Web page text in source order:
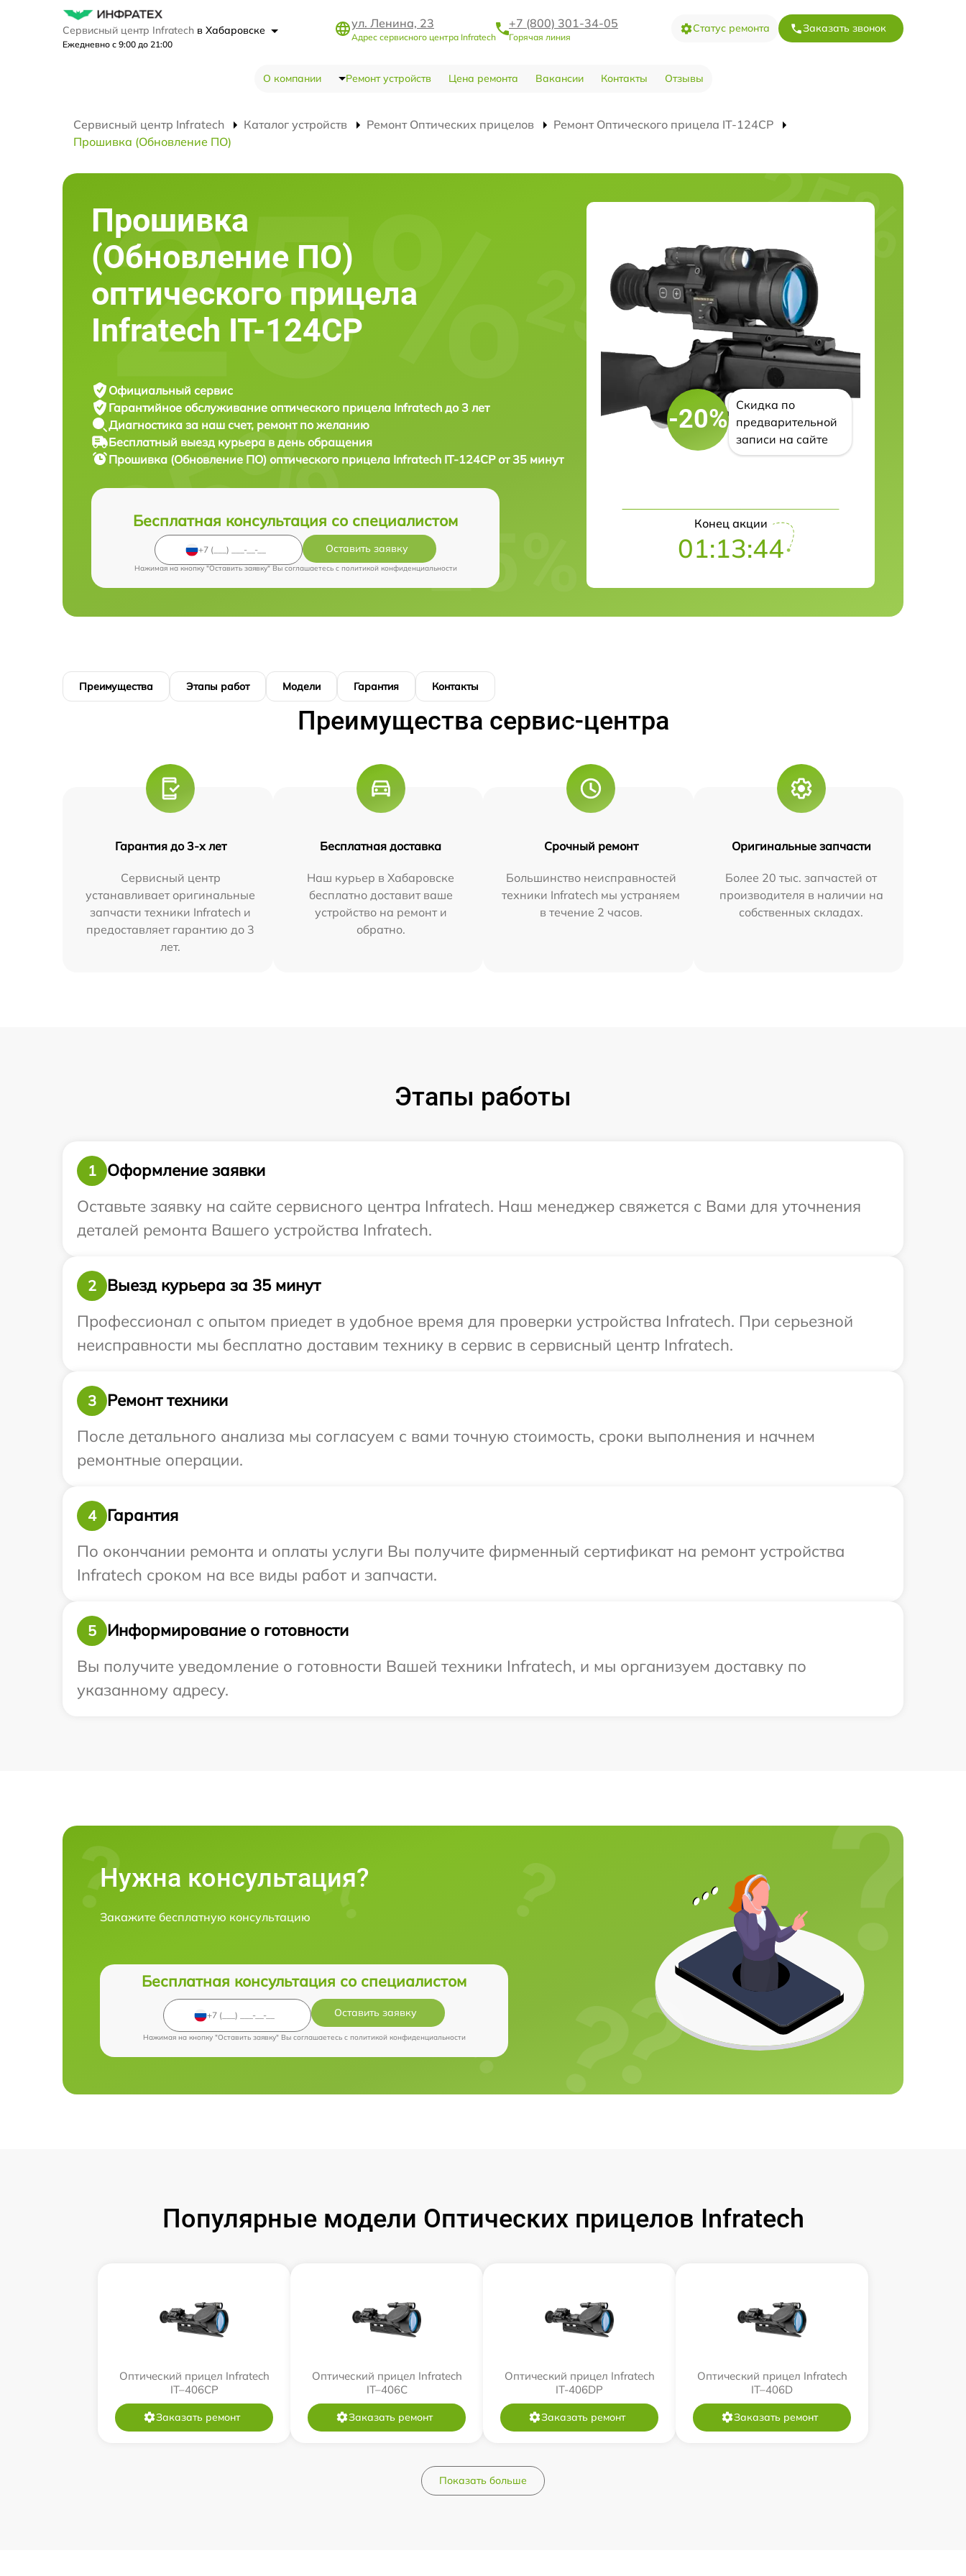
Сервисный центр Infratech в Хабаровске
Ежедневно с 9:00 до 21:00
ул. Ленина, 23
Адрес сервисного центра Infratech
+7 (800) 301-34-05
Горячая линия
Статус ремонта Заказать звонок
О компании Ремонт устройств Цена ремонта Вакансии Контакты Отзывы
Сервисный центр Infratech Каталог устройств Ремонт Оптических прицелов
Ремонт Оптического прицела IT-124CP
Прошивка (Обновление ПО)
Прошивка
(Обновление ПО)
оптического прицела
Infratech IT-124CP
Официальный сервис
Гарантийное обслуживание оптического прицела Infratech до 3 лет
Диагностика за наш счет, ремонт по желанию
Бесплатный выезд курьера в день обращения
Прошивка (Обновление ПО) оптического прицела Infratech IT-124CP от 35 минут
Бесплатная консультация со специалистом
Оставить заявку
Нажимая на кнопку "Оставить заявку" Вы соглашаетесь c политикой конфиденциальности
-20%
Скидка по
предварительной
записи на сайте
Конец акции
01:13:43
Преимущества Этапы работ Модели Гарантия Контакты
Преимущества сервис-центра
Гарантия до 3-х лет
Сервисный центр
устанавливает оригинальные
запчасти техники Infratech и
предоставляет гарантию до 3
лет.
Бесплатная доставка
Наш курьер в Хабаровске
бесплатно доставит ваше
устройство на ремонт и
обратно.
Срочный ремонт
Большинство неисправностей
техники Infratech мы устраняем
в течение 2 часов.
Оригинальные запчасти
Более 20 тыс. запчастей от
производителя в наличии на
собственных складах.
Этапы работы
1
Оформление заявки
Оставьте заявку на сайте сервисного центра Infratech. Наш менеджер свяжется с Вами для уточнения
деталей ремонта Вашего устройства Infratech.
2
Выезд курьера за 35 минут
Профессионал с опытом приедет в удобное время для проверки устройства Infratech. При серьезной
неисправности мы бесплатно доставим технику в сервис в сервисный центр Infratech.
3
Ремонт техники
После детального анализа мы согласуем с вами точную стоимость, сроки выполнения и начнем
ремонтные операции.
4
Гарантия
По окончании ремонта и оплаты услуги Вы получите фирменный сертификат на ремонт устройства
Infratech сроком на все виды работ и запчасти.
5
Информирование о готовности
Вы получите уведомление о готовности Вашей техники Infratech, и мы организуем доставку по
указанному адресу.
Нужна консультация?
Закажите бесплатную консультацию
Бесплатная консультация со специалистом
Оставить заявку
Нажимая на кнопку "Оставить заявку" Вы соглашаетесь c политикой конфиденциальности
Популярные модели Оптических прицелов Infratech
Оптический прицел Infratech
IT–406СP
Заказать ремонт
Оптический прицел Infratech
IT–406С
Заказать ремонт
Оптический прицел Infratech
IT-406DP
Заказать ремонт
Оптический прицел Infratech
IT–406D
Заказать ремонт
Показать больше